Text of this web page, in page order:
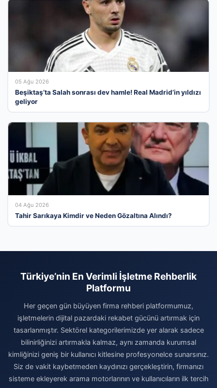
05 Ağu 2026
Beşiktaş’ta Salah sonrası dev hamle! Real Madrid’in yıldızı
geliyor
04 Ağu 2026
Tahir Sarıkaya Kimdir ve Neden Gözaltına Alındı?
Türkiye’nin En Verimli İşletme Rehberlik
Platformu
Her geçen gün büyüyen firma rehberi platformumuz,
işletmelerin dijital pazardaki rekabet gücünü artırmak için
tasarlanmıştır. Sektörel kategorilerimizde yer alarak sadece
bilinirliğinizi artırmakla kalmaz, aynı zamanda kurumsal
kimliğinizi geniş bir kullanıcı kitlesine profesyonelce sunarsınız.
Siz de vakit kaybetmeden kaydınızı gerçekleştirin, firmanızı
sisteme ekleyerek arama motorlarının ve kullanıcıların ilk tercih